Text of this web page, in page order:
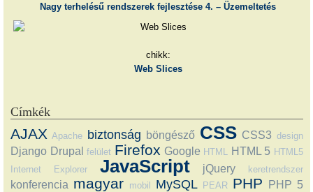
Nagy terhelésű rendszerek fejlesztése 4. – Üzemeltetés
chikk:
Web Slices
Címkék
AJAX Apache biztonság böngésző CSS CSS3 design
Django Drupal felület Firefox Google HTML HTML 5 HTML5
Internet Explorer
JavaScript jQuery keretrendszer
konferencia magyar mobil MySQL PEAR PHP PHP 5